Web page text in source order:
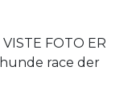
FOTO ER
race der